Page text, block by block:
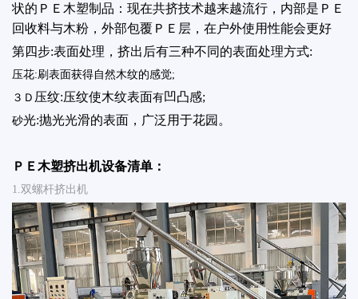
状的ＰＥ木塑制品：现在共挤技术越来越流行，内部是ＰＥ
回收料与木粉，外部包覆ＰＥ层，在户外使用性能会更好
第四步:表面处理，挤出后有三种不同的表面处理方式:
压花:刷表面获得自然木纹的感觉;
３Ｄ 压纹:压纹使木纹表面有凹凸感;
砂光:抛光光滑的表面，广泛用于花园。
ＰＥ木塑挤出机设备清单：
1.双螺杆挤出机